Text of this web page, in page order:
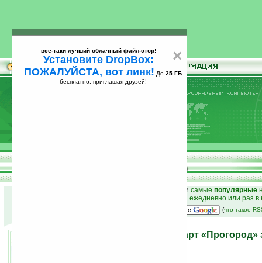
25
и самые популярные
на email ежедневно или раз
(что такое
Четвертое обновление карт «Прогород»
×
всё-таки лучший облачный файл-стор!
Установите DropBox:
ПОЖАЛУЙСТА, вот линк! До 25 ГБ
бесплатно, приглашая друзей!